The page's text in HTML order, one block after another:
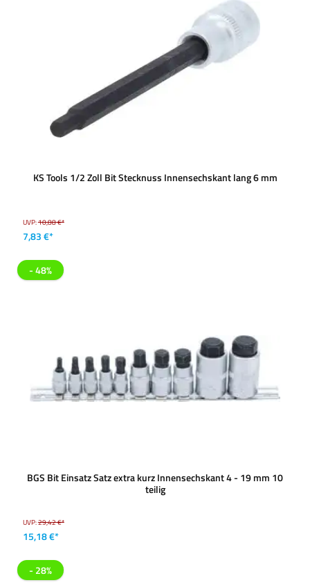
KS Tools 1/2 Zoll Bit Stecknuss Innensechskant lang 6 mm
UVP:10,88 €*
7,83 €*
- 48%
BGS Bit Einsatz Satz extra kurz Innensechskant 4 - 19 mm 10
teilig
UVP:29,42 €*
15,18 €*
- 28%